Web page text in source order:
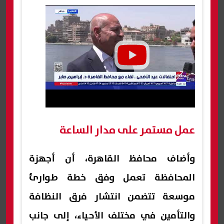
عمل مستمر على مدار الساعة
وأضاف محافظ القاهرة، أن أجهزة
المحافظة تعمل وفق خطة طوارئ
موسعة تتضمن انتشار فرق النظافة
والتأمين في مختلف الأحياء، إلى جانب